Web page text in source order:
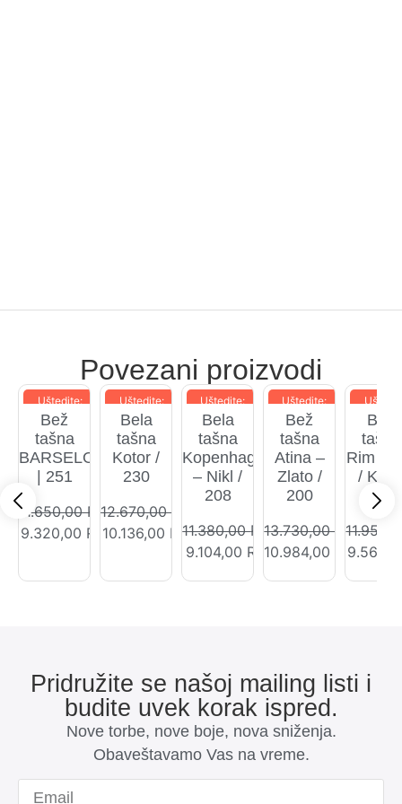
Povezani proizvodi
Uštedite:
-2330RSD
Bež
tašna
BARSELONA
| 251
11.650,00RSD
9.320,00 RSD
Uštedite:
-2534RSD
Bela
tašna
Kotor /
230
12.670,00
10.136,00 RSD
Uštedite:
-2276RSD
Bela
tašna
Kopenhagen
– Nikl /
208
11.380,00RSD
9.104,00 RSD
Uštedite:
-2746RSD
Bež
tašna
Atina –
Zlato /
200
13.730,00 RSD
10.984,00
RSD
-Bež
tašna
Rim /
/
pojas
Pridružite se našoj mailing listi i
budite uvek korak ispred.
Nove torbe, nove boje, nova sniženja.
Obaveštavamo Vas na vreme.